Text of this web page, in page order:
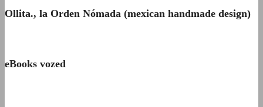
Ollita., la Orden Nómada (mexican handmade design)
eBooks vozed